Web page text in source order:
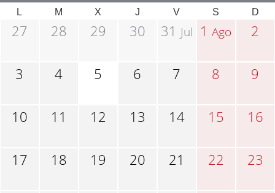
L M X J V S D
27 28 29 30 31 Jul 1Ago 2
3 4 5 6 7 8 9
10 11 12 13 14 15 16
17 18 19 20 21 22 23